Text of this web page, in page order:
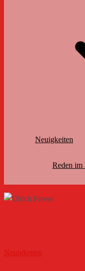
Neuigkeiten
Reden im
Neuigkeiten